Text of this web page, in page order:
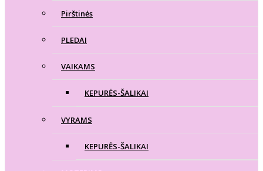
Pirštinės
PLEDAI
VAIKAMS
KEPURĖS-ŠALIKAI
VYRAMS
KEPURĖS-ŠALIKAI